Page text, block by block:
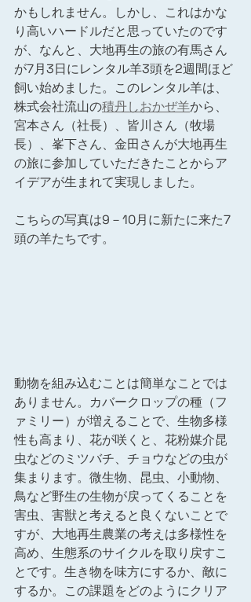
かもしれません。しかし、これはかな
り高いハードルだと思っていたのです
が、なんと、大地再生の旅の有馬さん
が7月3日にレンタル羊3頭を2週間ほど
飼い始めました。このレンタル羊は、
株式会社流山の積丹しおかぜ羊から、
宮本さん（社長）、皆川さん（牧場
長）、峯下さん、金田さんが大地再生
の旅に参加していただきたことからア
イデアが生まれて実現しました。
こちらの写真は9－10月に新たに来た7
頭の羊たちです。
動物を組み込むことは簡単なことでは
ありません。カバークロップの種（フ
ァミリー）が増えることで、生物多様
性も高まり、花が咲くと、花粉媒介昆
虫などのミツバチ、チョウなどの虫が
集まります。微生物、昆虫、小動物、
鳥など野生の生物が戻ってくることを
害虫、害獣と考えると良くないことで
すが、大地再生農業の考えは多様性を
高め、生態系のサイクルを取り戻すこ
とです。生き物を味方にするか、敵に
するか。この課題をどのようにクリア